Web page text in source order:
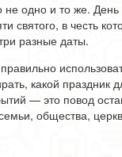
одно и то же.
в честь
разные даты.
какой праздник
— это повод
общества,